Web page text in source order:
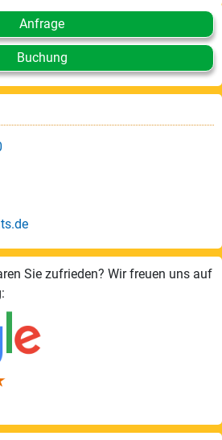
Anfrage
Buchung
Sie zufrieden? Wir freuen uns auf